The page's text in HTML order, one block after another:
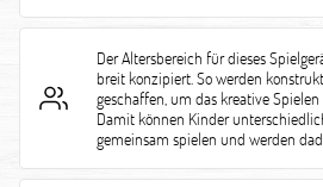
Der Altersbereich für dieses
breit konzipiert. So werden
geschaffen, um das kreative
Damit können Kinder
gemeinsam spielen und werden